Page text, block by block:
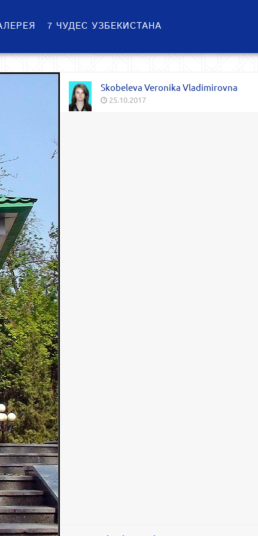
7 ЧУДЕС УЗБЕКИСТАНА
Skobeleva Veronika Vladimirovna
25.10.2017